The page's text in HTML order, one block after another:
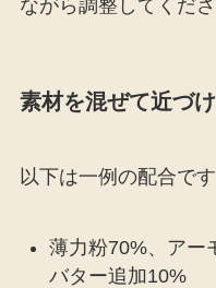
ながら調整してくださ
素材を混ぜて近づ
以下は一例の配合で
薄力粉70%、アー
バター追加10%